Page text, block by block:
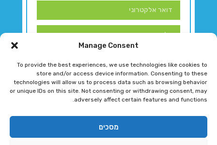
Manage Consent
To provide the best experiences, we use technologies like cookies to
store and/or access device information. Consenting to these
technologies will allow us to process data such as browsing behavior
or unique IDs on this site. Not consenting or withdrawing consent, may
adversely affect certain features and functions.
מסכים